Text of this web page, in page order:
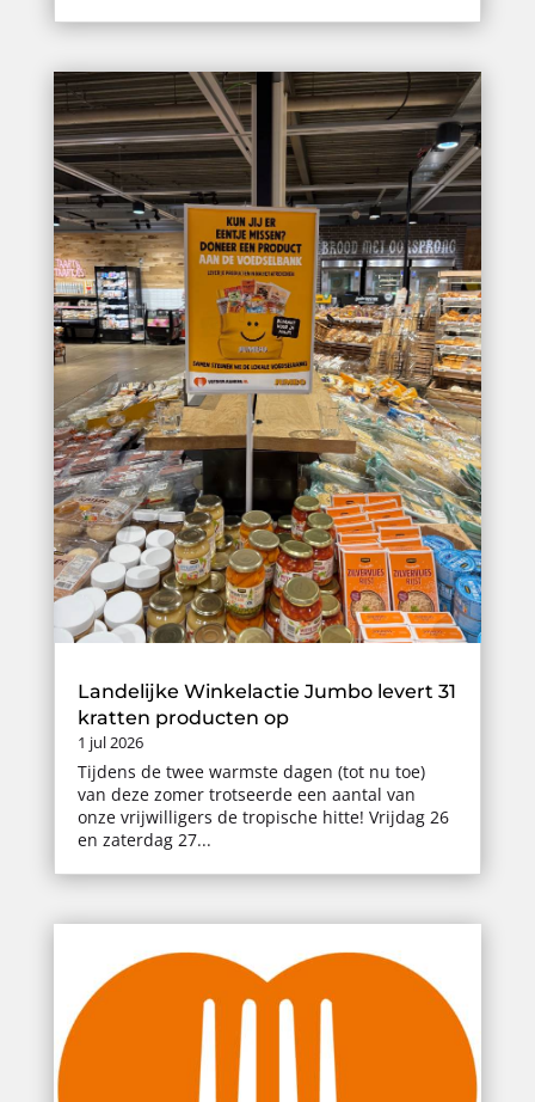
Landelijke Winkelactie Jumbo levert 31
kratten producten op
1 jul 2026
Tijdens de twee warmste dagen (tot nu toe)
van deze zomer trotseerde een aantal van
onze vrijwilligers de tropische hitte! Vrijdag 26
en zaterdag 27...